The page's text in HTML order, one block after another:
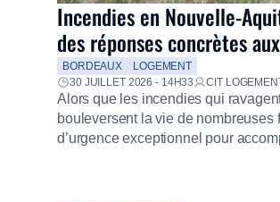
Incendies en Nouvelle-
des réponses concrètes
BORDEAUX
LOGEMENT
30 JUILLET 2026 - 14H33
CIT
Alors que les incendies qui
bouleversent la vie de
d’urgence exceptionnel pour